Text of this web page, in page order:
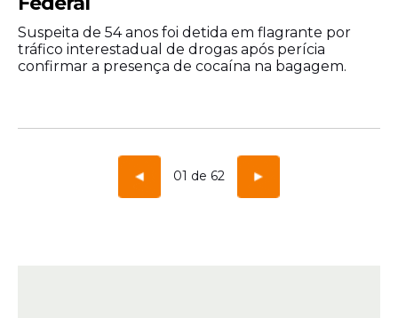
Suspeita de 54 anos foi detida em flagrante por
tráfico interestadual de drogas após perícia
confirmar a presença de cocaína na bagagem.
01 de 62